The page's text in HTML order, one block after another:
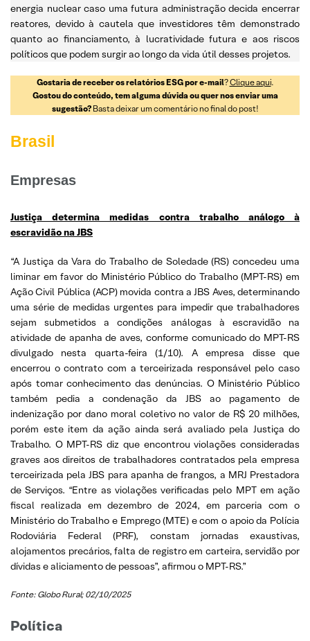
energia nuclear caso uma futura administração decida encerrar
reatores, devido à cautela que investidores têm demonstrado
quanto ao financiamento, à lucratividade futura e aos riscos
políticos que podem surgir ao longo da vida útil desses projetos.
Gostaria de receber os relatórios ESG por e-mail?Clique aqui.
Gostou do conteúdo, tem alguma dúvida ou quer nos enviar uma
sugestão?Basta deixar um comentário no final do post!
Brasil
Empresas
Justiça determina medidas contra trabalho análogo à
escravidão na JBS
“A Justiça da Vara do Trabalho de Soledade (RS) concedeu uma
liminar em favor do Ministério Público do Trabalho (MPT-RS) em
Ação Civil Pública (ACP) movida contra a JBS Aves, determinando
uma série de medidas urgentes para impedir que trabalhadores
sejam submetidos a condições análogas à escravidão na
atividade de apanha de aves, conforme comunicado do MPT-RS
divulgado nesta quarta-feira (1/10). A empresa disse que
encerrou o contrato com a terceirizada responsável pelo caso
após tomar conhecimento das denúncias. O Ministério Público
também pedia a condenação da JBS ao pagamento de
indenização por dano moral coletivo no valor de R$ 20 milhões,
porém este item da ação ainda será avaliado pela Justiça do
Trabalho. O MPT-RS diz que encontrou violações consideradas
graves aos direitos de trabalhadores contratados pela empresa
terceirizada pela JBS para apanha de frangos, a MRJ Prestadora
de Serviços. “Entre as violações verificadas pelo MPT em ação
fiscal realizada em dezembro de 2024, em parceria com o
Ministério do Trabalho e Emprego (MTE) e com o apoio da Polícia
Rodoviária Federal (PRF), constam jornadas exaustivas,
alojamentos precários, falta de registro em carteira, servidão por
dívidas e aliciamento de pessoas”, afirmou o MPT-RS.”
Fonte: Globo Rural; 02/10/2025
Política